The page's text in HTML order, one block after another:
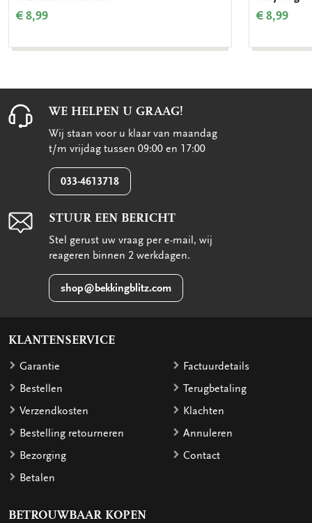
€ 8,99 € 8,99
WE HELPEN U GRAAG!
Wij staan voor u klaar van maandag
t/m vrijdag tussen 09:00 en 17:00
033-4613718
STUUR EEN BERICHT
Stel gerust uw vraag per e-mail, wij
reageren binnen 2 werkdagen.
shop@bekkingblitz.com
KLANTENSERVICE
Garantie
Bestellen
Verzendkosten
Bestelling retourneren
Bezorging
Betalen
Factuurdetails
Terugbetaling
Klachten
Annuleren
Contact
BETROUWBAAR KOPEN